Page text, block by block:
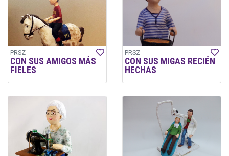
PRSZ
CON SUS AMIGOS MÁS
FIELES
PRSZ
CON SUS MIGAS RECIÉN
HECHAS